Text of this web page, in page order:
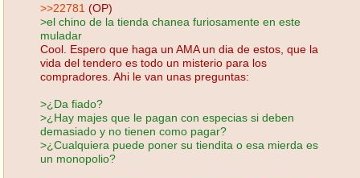
>>22781 (OP)
>el chino de la tienda chanea furiosamente en este
muladar
Cool. Espero que haga un AMA un dia de estos, que la
vida del tendero es todo un misterio para los
compradores. Ahi le van unas preguntas:
>¿Da fiado?
>¿Hay majes que le pagan con especias si deben
demasiado y no tienen como pagar?
>¿Cualquiera puede poner su tiendita o esa mierda es
un monopolio?